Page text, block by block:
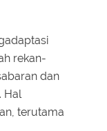
rekan-
dan
Hal
terutama